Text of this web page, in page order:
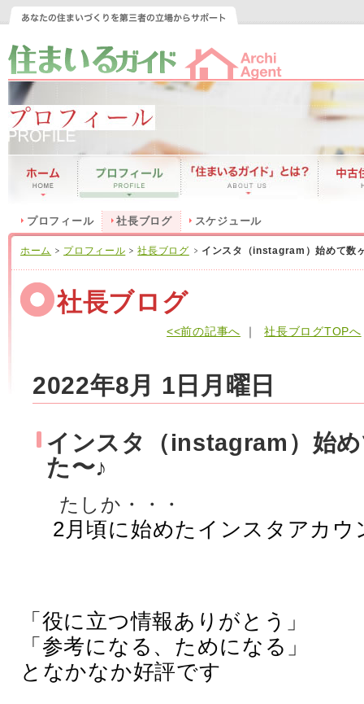
プロフィール 社長ブログ スケジュール
ホーム プロフィール 社長ブログ インスタ（instagram）始めて数
社長ブログ
<<前の記事へ ｜ 社長ブログTOPへ
2022年8月 1日月曜日
インスタ（instagram）始
た〜♪
たしか・・・
2月頃に始めた インスタアカウ
「役に立つ情報ありがとう」
「参考になる、ためになる」
となかなか好評です